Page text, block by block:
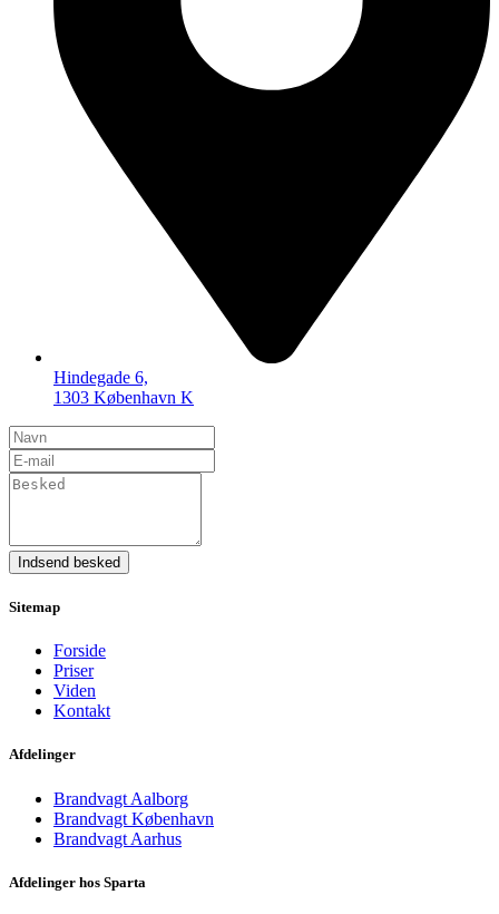
Hindegade 6,
1303 København K
Indsend besked
Sitemap
Forside
Priser
Viden
Kontakt
Afdelinger
Brandvagt Aalborg
Brandvagt København
Brandvagt Aarhus
Afdelinger hos Sparta